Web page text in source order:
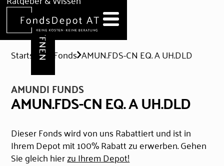
Hilfe & Formulare
DEPOT ERÖFFNEN
Startseite Fonds AMUN.FDS-CN EQ. A UH.DLD
AMUNDI FUNDS
AMUN.FDS-CN EQ. A UH.DLD
Dieser Fonds wird von uns Rabattiert und ist in
Ihrem Depot mit 100% Rabatt zu erwerben. Gehen
Sie gleich hierzu Ihrem Depot!